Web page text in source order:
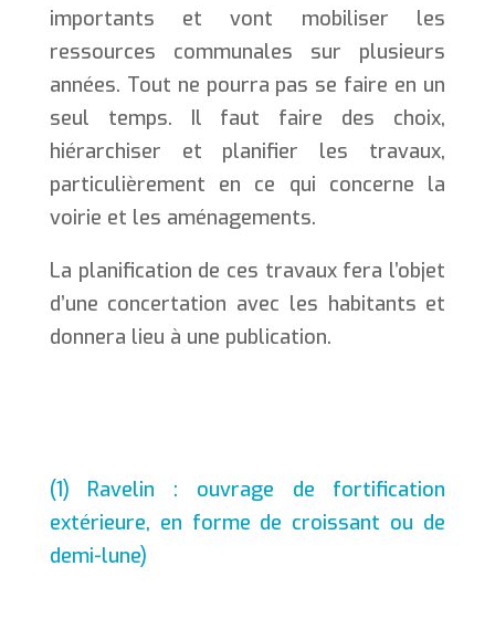
importants et vont mobiliser les
ressources communales sur plusieurs
années. Tout ne pourra pas se faire en un
seul temps. Il faut faire des choix,
hiérarchiser et planifier les travaux,
particulièrement en ce qui concerne la
voirie et les aménagements.
La planification de ces travaux fera l’objet
d’une concertation avec les habitants et
donnera lieu à une publication.
(1) Ravelin : ouvrage de fortification
extérieure, en forme de croissant ou de
demi-lune)